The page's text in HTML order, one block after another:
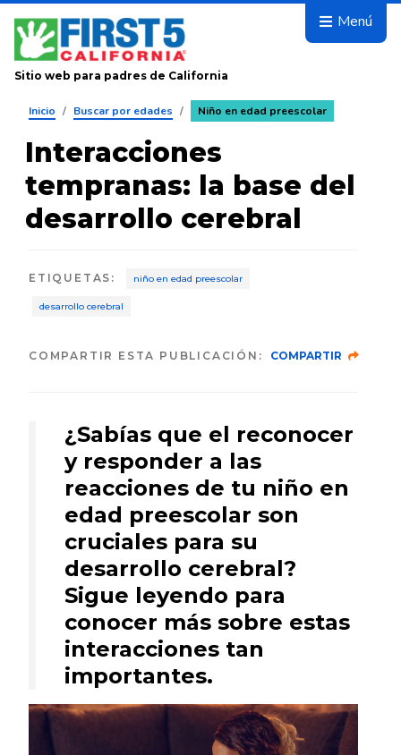
Avanza
Menú
Sitio web para padres de California
Inicio / Buscar por edades / Niño en edad preescolar
Interacciones
tempranas: la base del
desarrollo cerebral
ETIQUETAS : niño en edad preescolar
desarrollo cerebral
COMPARTIR ESTA PUBLICACIÓN: COMPARTIR
¿Sabías que el reconocer
y responder a las
reacciones de tu niño en
edad preescolar son
cruciales para su
desarrollo cerebral?
Sigue leyendo para
conocer más sobre estas
interacciones tan
importantes.